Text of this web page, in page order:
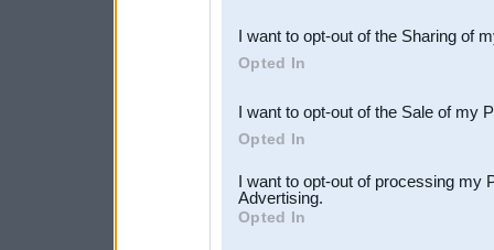
Downstream Participants
third parties.
I want to opt-out of the Sharing of
Opted In
I want to opt-out of the Sale of my
Opted In
I want to opt-out of processing my
Advertising.
Opted In